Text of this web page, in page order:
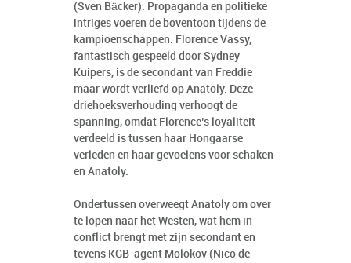
(Sven Bäcker). Propaganda en politieke
intriges voeren de boventoon tijdens de
kampioenschappen. Florence Vassy,
fantastisch gespeeld door Sydney
Kuipers, is de secondant van Freddie
maar wordt verliefd op Anatoly. Deze
driehoeksverhouding verhoogt de
spanning, omdat Florence’s loyaliteit
verdeeld is tussen haar Hongaarse
verleden en haar gevoelens voor schaken
en Anatoly.
Ondertussen overweegt Anatoly om over
te lopen naar het Westen, wat hem in
conflict brengt met zijn secondant en
tevens KGB-agent Molokov (Nico de